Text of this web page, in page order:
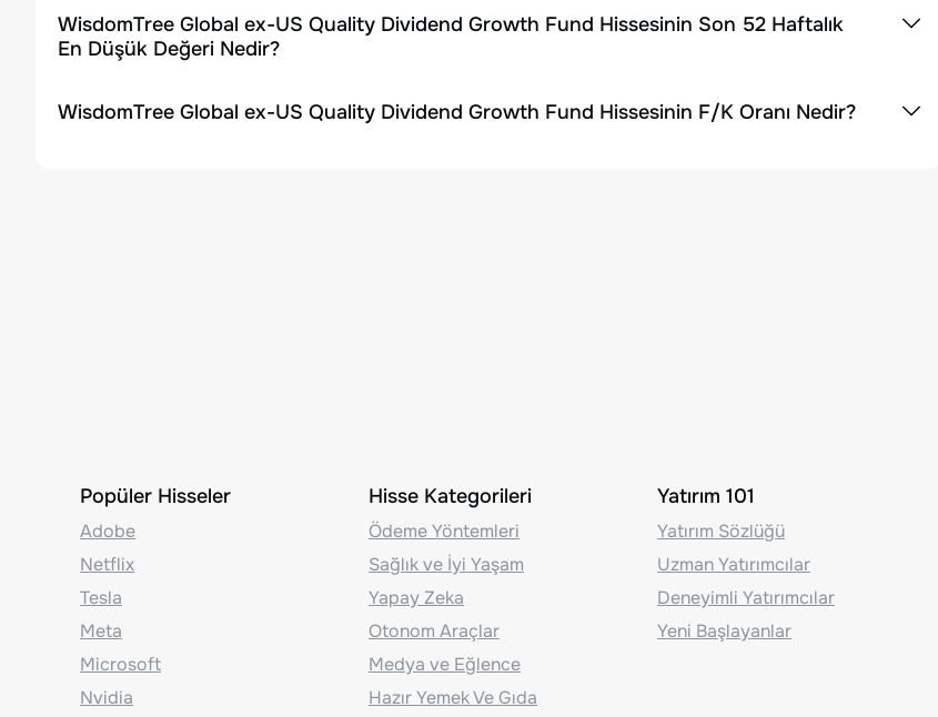
WisdomTree Global ex-US Quality Dividend Growth Fund Hissesinin Son 52 Haftalık
En Düşük Değeri Nedir?
WisdomTree Global ex-US Quality Dividend Growth Fund Hissesinin F/K Oranı Nedir?
Popüler Hisseler
Adobe
Netflix
Tesla
Meta
Microsoft
Nvidia
Hisse Kategorileri
Ödeme Yöntemleri
Sağlık ve İyi Yaşam
Yapay Zeka
Otonom Araçlar
Medya ve Eğlence
Hazır Yemek Ve Gıda
Yatırım 101
Yatırım Sözlüğü
Uzman Yatırımcılar
Deneyimli Yatırımcılar
Yeni Başlayanlar